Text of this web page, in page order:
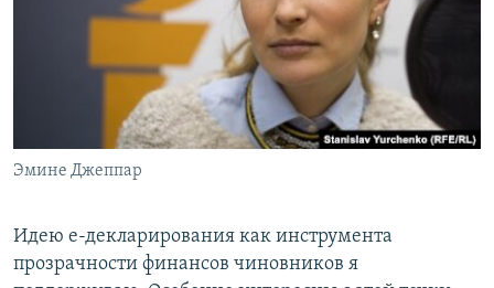
Эмине Джеппар
Идею е-декларирования как инструмента
прозрачности финансов чиновников я